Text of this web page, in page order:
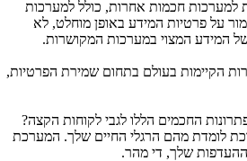
למערכות חכמות אחרות, כולל למערכות
על פרטיות המידע באופן מוחלט, לא
המידע המצוי במערכות המקושרות.
הקיימות בעולם בתחום שמירת הפרטיות,
החכמים הללו לגבי לקוחות הקצה?
לומדת מהם הרגלי החיים שלך. המערכת
שלך, די מהר.